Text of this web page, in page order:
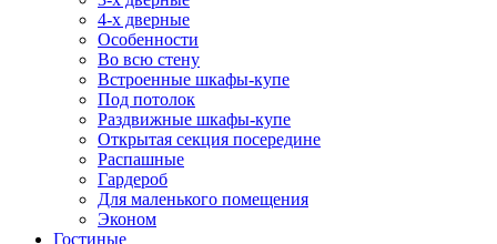
4-х дверные
Особенности
Во всю стену
Встроенные шкафы-купе
Под потолок
Раздвижные шкафы-купе
Открытая секция посередине
Распашные
Гардероб
Для маленького помещения
Эконом
Гостиные